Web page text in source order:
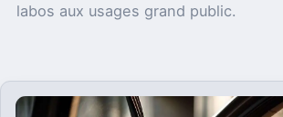
labos aux usages grand public.